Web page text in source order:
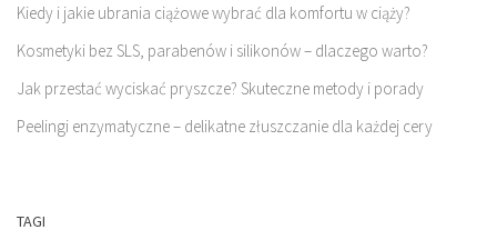
Kiedy i jakie ubrania ciążowe wybrać dla komfortu w ciąży?
Kosmetyki bez SLS, parabenów i silikonów – dlaczego warto?
Jak przestać wyciskać pryszcze? Skuteczne metody i porady
Peelingi enzymatyczne – delikatne złuszczanie dla każdej cery
TAGI